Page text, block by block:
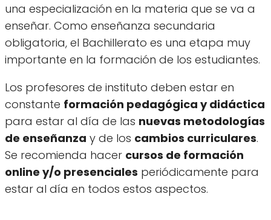
una especialización en la materia que se va a
enseñar. Como enseñanza secundaria
obligatoria, el Bachillerato es una etapa muy
importante en la formación de los estudiantes.
Los profesores de instituto deben estar en
constante formación pedagógica y didáctica
para estar al día de las nuevas metodologías
de enseñanza y de los cambios curriculares.
Se recomienda hacer cursos de formación
online y/o presenciales periódicamente para
estar al día en todos estos aspectos.